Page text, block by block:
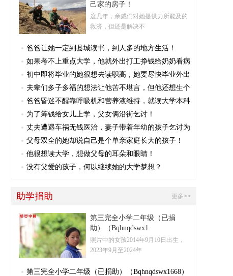
己家的房子！
这几年，亲戚们对她提供力所能及的
救济，但还是解决不
爸爸让她一定到县城读书，到人多的地方生活！
如果考不上重点大学，他就外出打工挣钱给奶奶看病
初中即将毕业的她很想去读职高，她要尽快毕业外出
夫辈们多子多福的想法让他苦不堪言，但他还想生个
爸爸昏迷不醒靠呼吸机和营养液维持，就读大学本科
为了筹钱给女儿上学，父女俩沿街乞讨！
丈夫遭遇车祸无钱医治，妻子带着年幼的孩子乞讨为
父母双全的她却说自己是个单亲家庭长大的孩子！
他很想读大学，想做父母的耳朵和眼睛！
没有父爱的孩子，何以继续她的大学梦想？
更多>>
助学捐助
第三完全小学二年级（已捐
助）（Bqhnqdswx1
照片中的女孩2014年9月10日​出生，
2023年9月至2024年
第三完全小学二年级（已捐助）（Bqhnqdswx1668）